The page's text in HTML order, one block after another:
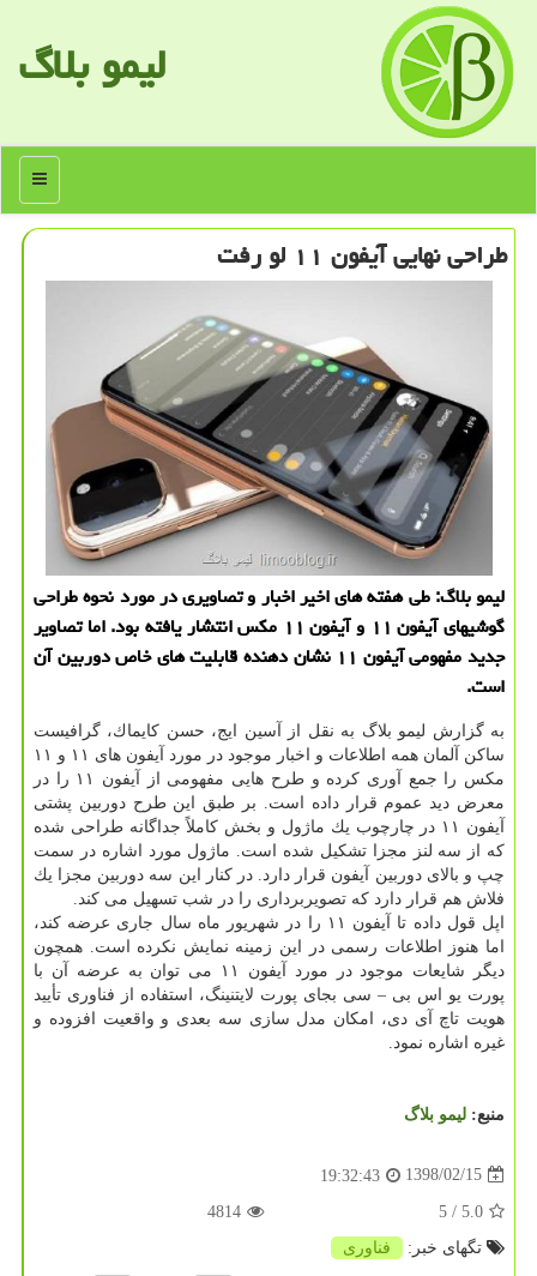
لیمو بلاگ
منو
طراحی نهایی آیفون ۱۱ لو رفت
لیمو بلاگ: طی هفته های اخیر اخبار و تصاویری در مورد نحوه طراحی
گوشیهای آیفون ۱۱ و آیفون ۱۱ مكس انتشار یافته بود. اما تصاویر
جدید مفهومی آیفون ۱۱ نشان دهنده قابلیت های خاص دوربین آن
است.
به گزارش لیمو بلاگ به نقل از آسین ایج، حسن كایماك، گرافیست
ساكن آلمان همه اطلاعات و اخبار موجود در مورد آیفون های ۱۱ و ۱۱
مكس را جمع آوری كرده و طرح هایی مفهومی از آیفون ۱۱ را در
معرض دید عموم قرار داده است. بر طبق این طرح دوربین پشتی
آیفون ۱۱ در چارچوب یك ماژول و بخش كاملاً جداگانه طراحی شده
كه از سه لنز مجزا تشكیل شده است. ماژول مورد اشاره در سمت
چپ و بالای دوربین آیفون قرار دارد. در كنار این سه دوربین مجزا یك
فلاش هم قرار دارد كه تصویربرداری را در شب تسهیل می كند.
اپل قول داده تا آیفون ۱۱ را در شهریور ماه سال جاری عرضه كند،
اما هنوز اطلاعات رسمی در این زمینه نمایش نكرده است. همچون
دیگر شایعات موجود در مورد آیفون ۱۱ می توان به عرضه آن با
پورت یو اس بی – سی بجای پورت لایتنینگ، استفاده از فناوری تأیید
هویت تاچ آی دی، امكان مدل سازی سه بعدی و واقعیت افزوده و
غیره اشاره نمود.
منبع: لیمو بلاگ
1398/02/15
19:32:43
5.0
/ 5
4814
تگهای خبر:
فناوری